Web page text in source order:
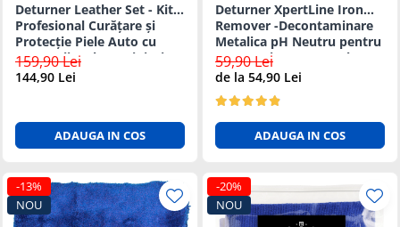
Deturner Leather Set - Kit
Profesional Curățare și
Protecție Piele Auto cu
Accesorii Incluse, Finisaj
Mat
159,90 Lei
144,90 Lei
ADAUGA IN COS
Deturner XpertLine Iron
Remover -Decontaminare
Metalica pH Neutru pentru
Vopsea si Jante 500ml
59,90 Lei
de la 54,90 Lei
ADAUGA IN COS
-13%
NOU
-20%
NOU